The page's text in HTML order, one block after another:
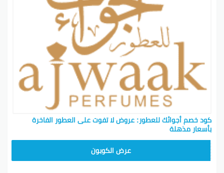
كود خصم أجوائك للعطور: عروض لا تفوت على العطور الفاخرة
بأسعار مذهلة
عرض الكوبون